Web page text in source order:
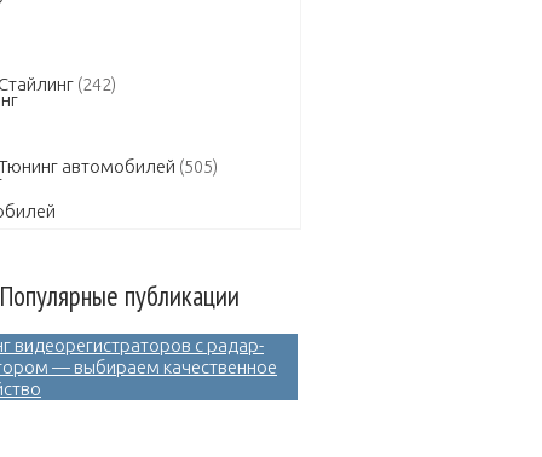
Стайлинг (242)
автомобилей (505)
Популярные публикации
видеорегистраторов с радар-
— выбираем качественное